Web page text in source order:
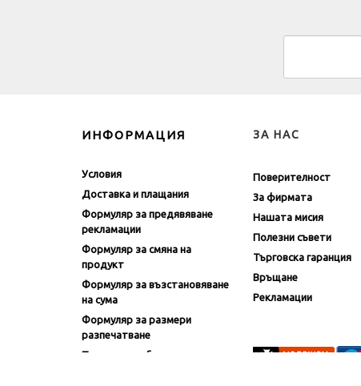
ИНФОРМАЦИЯ
Условия
Доставка и плащания
Формуляр за предявяване
рекламации
Формуляр за смяна на
продукт
Формуляр за възстановяване
на сума
Формуляр за размери
разпечатване
Политика на бисквитките
ЗА НАС
Поверителност
За фирмата
Нашата мисия
Полезни съвети
Търговска гаранция
Връщане
Рекламации